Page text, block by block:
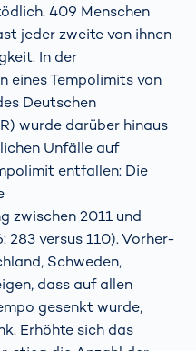
409 Menschen
jeder zweite von ihnen
In der
eines Tempolimits von
Deutschen
wurde darüber hinaus
Unfälle auf
entfallen: Die
zwischen 2011 und
versus 110). Vorher-
Schweden,
dass auf allen
gesenkt wurde,
Erhöhte sich das